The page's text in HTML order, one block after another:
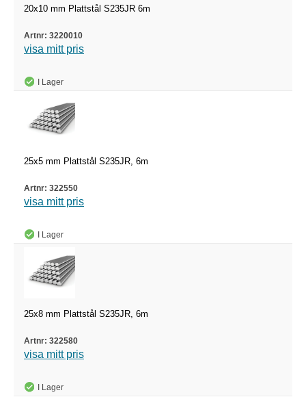
20x10 mm Plattstål S235JR 6m
3220010
visa mitt pris
I Lager
25x5 mm Plattstål S235JR, 6m
322550
visa mitt pris
I Lager
25x8 mm Plattstål S235JR, 6m
322580
visa mitt pris
I Lager